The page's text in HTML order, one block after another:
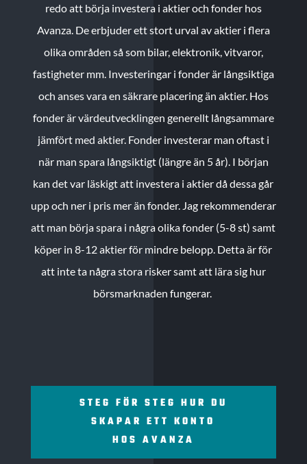
redo att börja investera i aktier och fonder hos
Avanza. De erbjuder ett stort urval av aktier i flera
olika områden så som bilar, elektronik, vitvaror,
fastigheter mm. Investeringar i fonder är långsiktiga
och anses vara en säkrare placering än aktier. Hos
fonder är värdeutvecklingen generellt långsammare
jämfört med aktier. Fonder investerar man oftast i
när man spara långsiktigt (längre än 5 år). I början
kan det var läskigt att investera i aktier då dessa går
upp och ner i pris mer än fonder. Jag rekommenderar
att man börja spara i några olika fonder (5-8 st) samt
köper in 8-12 aktier för mindre belopp. Detta är för
att inte ta några stora risker samt att lära sig hur
börsmarknaden fungerar.
STEG FÖR STEG HUR DU
SKAPAR ETT KONTO
HOS AVANZA